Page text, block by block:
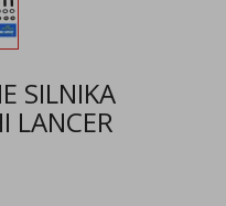
SILNIKA
LANCER